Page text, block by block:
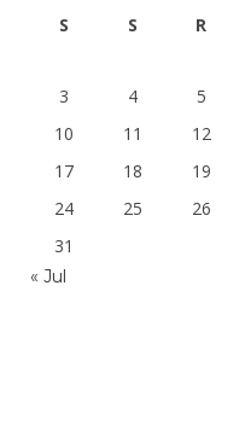
S
S R
3
4 5
10
11 12
17
18 19
24
25 26
31
« Jul